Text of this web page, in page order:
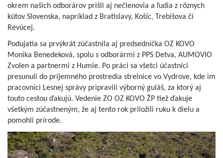
okrem našich odborárov prišli aj nečlenovia a ľudia z rôznych
kútov Slovenska, napríklad z Bratislavy, Košíc, Trebišova či
Revúcej.
Podujatia sa prvýkrát zúčastnila aj predsedníčka OZ KOVO
Monika Benedeková, spolu s odborármi z PPS Detva, AUMOVIO
Zvolen a partnermi z Humie. Po práci sa všetci účastníci
presunuli do príjemného prostredia strelnice vo Vydrove, kde im
pracovníci Lesnej správy pripravili výborný guláš, za ktorý aj
touto cestou ďakujú. Vedenie ZO OZ KOVO ŽP tiež ďakuje
všetkým zúčastneným, že aj tento rok priložili ruku k dielu a
pomohli prírode.